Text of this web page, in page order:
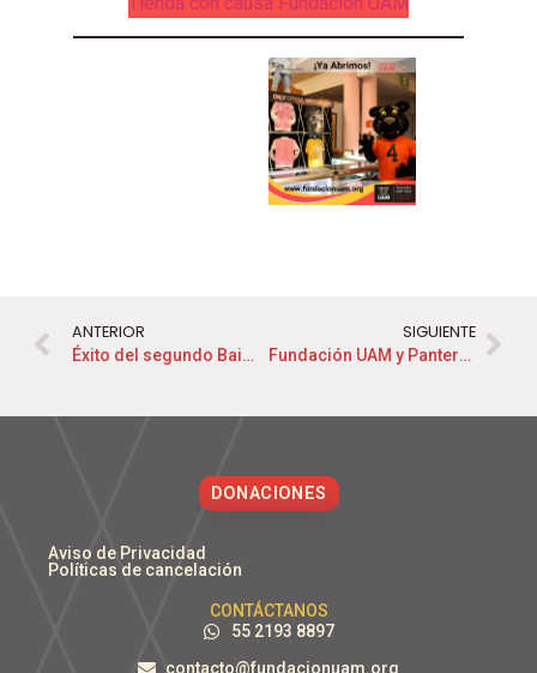
ANTERIOR
Éxito del segundo Baile a Beneficio del alumnado de la Metropolitana, presentado por Fundación UAM, rumbo a los 50 años de la Universidad Autónoma Metropolitana
SIGUIENTE
Fundación UAM y Panteras de regreso a casa
DONACIONES
Aviso de Privacidad
Políticas de cancelación
CONTÁCTANOS
55 2193 8897
contacto@fundacionuam.org